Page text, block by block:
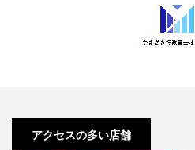
アクセスの多い店舗